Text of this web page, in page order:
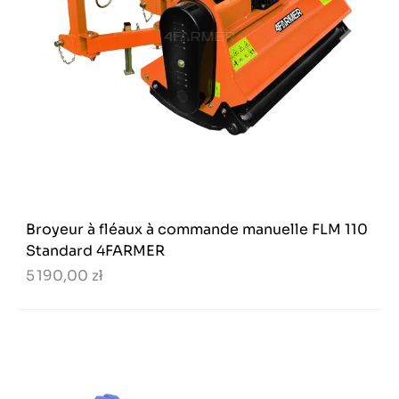
Broyeur à fléaux à commande manuelle FLM 110
Standard 4FARMER
5 190,00 zł